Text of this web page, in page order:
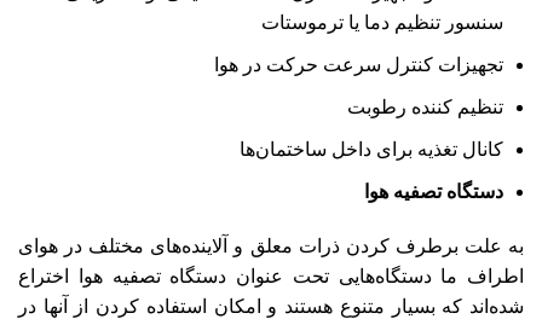
سنسور تنظیم دما یا ترموستات
تجهیزات کنترل سرعت حرکت در هوا
تنظیم کننده رطوبت
کانال تغذیه برای داخل ساختمان‌ها
دستگاه تصفیه هوا
به علت برطرف کردن ذرات معلق و آلاینده‌های مختلف در هوای
اطراف ما دستگاه‌هایی تحت عنوان دستگاه تصفیه هوا اختراع
شده‌اند که بسیار متنوع هستند و امکان استفاده کردن از آنها در